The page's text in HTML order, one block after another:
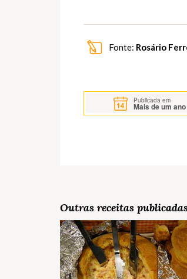
Fonte: Rosário
Publicada em
Mais de um ano
Outras receitas